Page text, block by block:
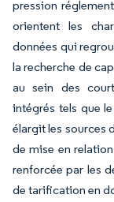
pression
orientent les
données qui
la recherche de
au sein des
intégrés tels que
élargit les sources
de mise en
renforcée par les
de tarification en